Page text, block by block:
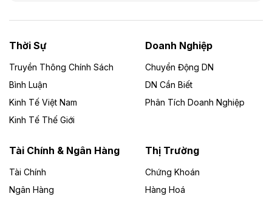
Dự án Nhà máy xử lý rác và phát điện Bắc Giang do
Công ty TNHH Năng lượng môi trường Bắc Giang làm
Theo vietnamfinance.vn
Đức Long Gia Lai mở rộng ‘hệ sinh thái’
Lai
Bốn doanh nghiệp có sự góp vốn của Công ty Cổ
phần Tập đoàn Đức Long Gia Lai (HoSE: DLG) được
Thời Sự
Truyền Thông Chính Sách
Bình Luận
Kinh Tế Việt Nam
Kinh Tế Thế Giới
Doanh Nghiệp
Chuyển Động DN
DN Cần Biết
Phân Tích Doanh Nghiệp
Tài Chính & Ngân Hàng
Tài Chính
Ngân Hàng
Thị Trường
Chứng Khoán
Hàng Hoá